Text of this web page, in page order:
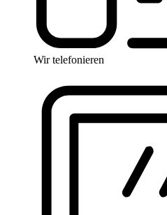
Wir telefonieren